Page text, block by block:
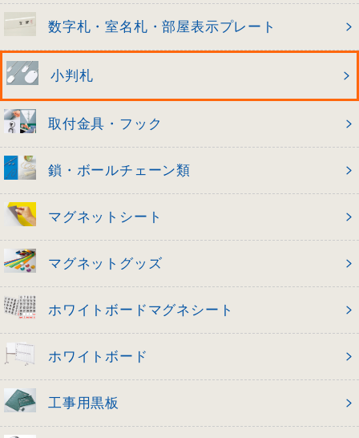
数字札・室名札・部屋表示プレート
小判札
取付金具・フック
鎖・ボールチェーン類
マグネットシート
マグネットグッズ
ホワイトボードマグネシート
ホワイトボード
工事用黒板